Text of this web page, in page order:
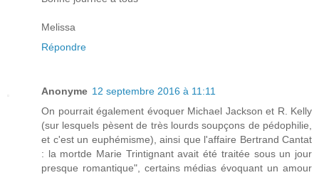
Melissa
Répondre
Anonyme 12 septembre 2016 à 11:11
On pourrait également évoquer Michael Jackson et R. Kelly
(sur lesquels pèsent de très lourds soupçons de pédophilie,
et c'est un euphémisme), ainsi que l'affaire Bertrand Cantat
: la mortde Marie Trintignant avait été traitée sous un jour
presque romantique", certains médias évoquant un amour